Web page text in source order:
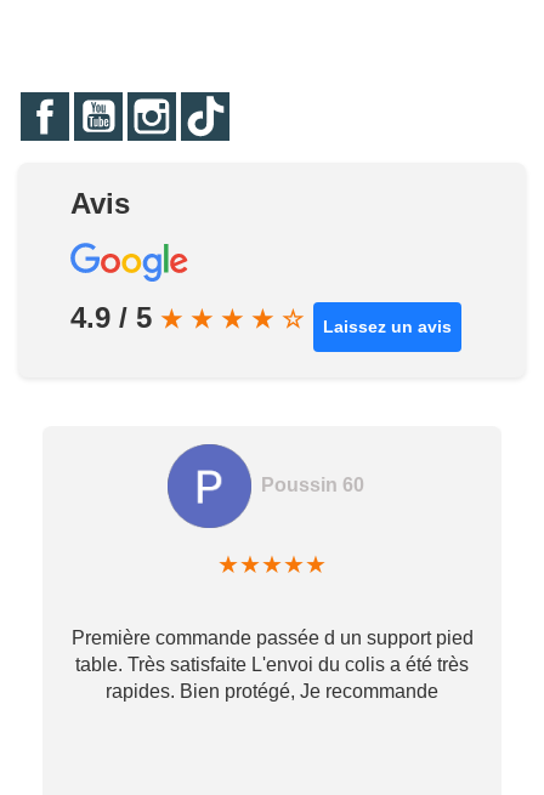
FacebookYouTubeInstagram
Avis
4.9 / 5 ★ ★ ★ ★ ☆ Laissez un avis
Poussin 60
★★★★★
Première commande passée d un support pied
table. Très satisfaite L'envoi du colis a été très
rapides. Bien protégé, Je recommande